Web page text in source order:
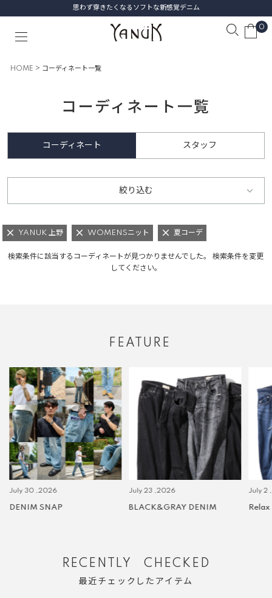
思わず穿きたくなるソフトな新感覚デニム
0
HOME コーディネート一覧
コーディネート一覧
コーディネート スタッフ
絞り込む
YANUK 上野 WOMENSニット 夏コーデ
検索条件に該当するコーディネートが見つかりませんでした。 検索条件を変更
してください。
FEATURE
July 30 ,2026
DENIM SNAP
July 23 ,2026
BLACK&GRAY DENIM
July 2
Relax
RECENTLY CHECKED
最近チェックしたアイテム